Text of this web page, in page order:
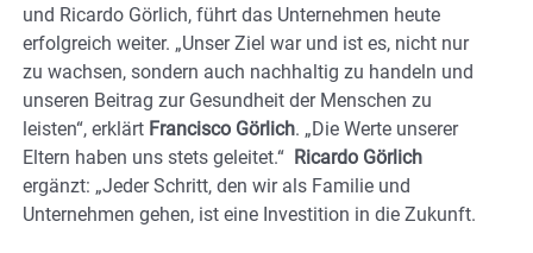
und Ricardo Görlich, führt das Unternehmen heute
erfolgreich weiter. „Unser Ziel war und ist es, nicht nur
zu wachsen, sondern auch nachhaltig zu handeln und
unseren Beitrag zur Gesundheit der Menschen zu
leisten“, erklärt Francisco Görlich. „Die Werte unserer
Eltern haben uns stets geleitet.“ Ricardo Görlich
ergänzt: „Jeder Schritt, den wir als Familie und
Unternehmen gehen, ist eine Investition in die Zukunft.